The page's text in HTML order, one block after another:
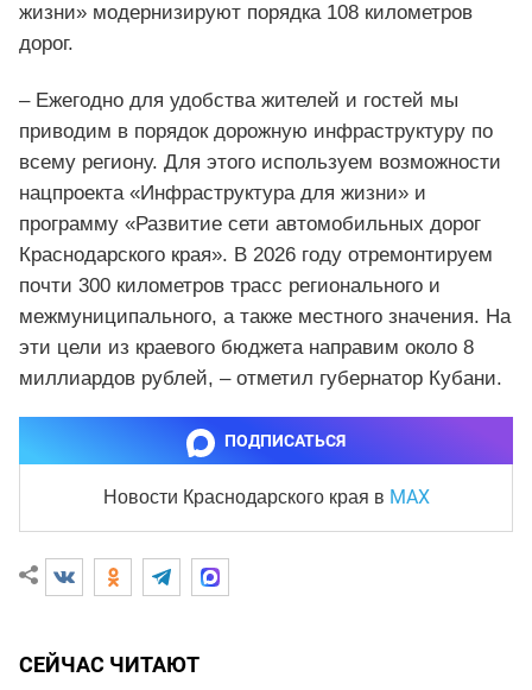
жизни» модернизируют порядка 108 километров
дорог.
– Ежегодно для удобства жителей и гостей мы
приводим в порядок дорожную инфраструктуру по
всему региону. Для этого используем возможности
нацпроекта «Инфраструктура для жизни» и
программу «Развитие сети автомобильных дорог
Краснодарского края». В 2026 году отремонтируем
почти 300 километров трасс регионального и
межмуниципального, а также местного значения. На
эти цели из краевого бюджета направим около 8
миллиардов рублей, – отметил губернатор Кубани.
ПОДПИСАТЬСЯ
Новости Краснодарского края в MAX
СЕЙЧАС ЧИТАЮТ